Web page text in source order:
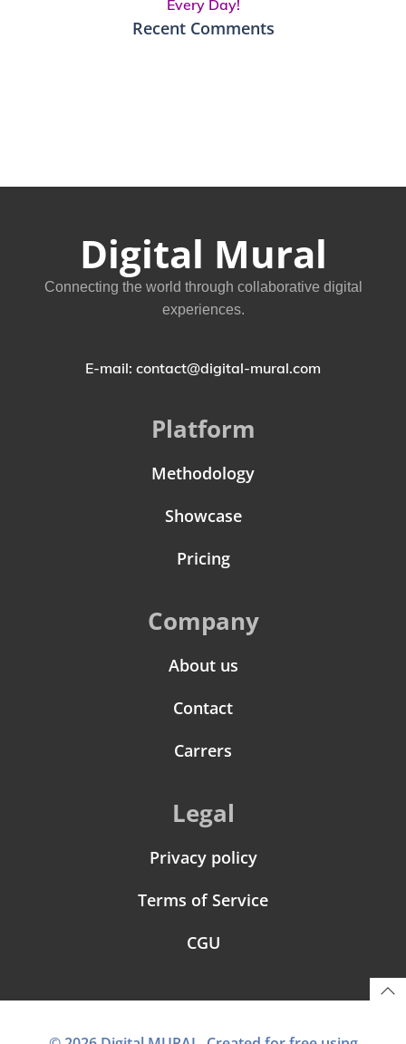
Every Day!
Recent Comments
Digital Mural
Connecting the world through collaborative digital
experiences.
E-mail: contact@digital-mural.com
Platform
Methodology
Showcase
Pricing
Company
About us
Contact
Carrers
Legal
Privacy policy
Terms of Service
CGU